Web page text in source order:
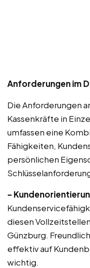
Anforderungen im
Die Anforderungen
Kassenkräfte in
umfassen eine
Fähigkeiten,
persönlichen
–
diesen
Günzburg.
effektiv auf
wichtig.